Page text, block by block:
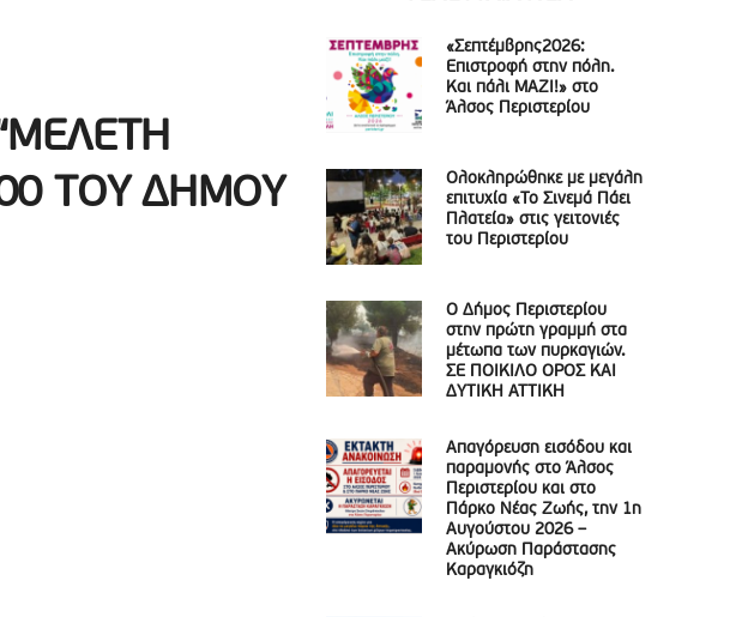
ΤΟΥ ΔΗΜΟΥ
«Σεπτέμβρης2026:
Επιστροφή στην πόλη.
Και πάλι ΜΑΖΙ!» στο
Άλσος Περιστερίου
Ολοκληρώθηκε με μεγάλη
επιτυχία «Το Σινεμά Πάει
Πλατεία» στις γειτονιές
του Περιστερίου
Ο Δήμος Περιστερίου
στην πρώτη γραμμή στα
μέτωπα των πυρκαγιών.
ΣΕ ΠΟΙΚΙΛΟ ΟΡΟΣ ΚΑΙ
ΔΥΤΙΚΗ ΑΤΤΙΚΗ
Απαγόρευση εισόδου και
παραμονής στο Άλσος
Περιστερίου και στο
Πάρκο Νέας Ζωής, την 1η
Αυγούστου 2026 –
Ακύρωση Παράστασης
Καραγκιόζη